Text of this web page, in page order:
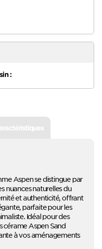
:
Aspen se distingue par
nuances naturelles du
et authenticité, offrant
parfaite pour les
Idéal pour des
cérame Aspen Sand
à vos aménagements